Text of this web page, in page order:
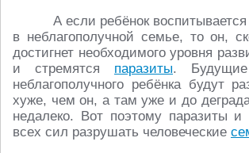
А если ребёнок
в неблагополучной семье, то он,
достигнет необходимого уровня
и стремятся паразиты. Будущие
неблагополучного ребёнка будут
хуже, чем он, а там уже и до
недалеко. Вот поэтому паразиты и
всех сил разрушать человеческие